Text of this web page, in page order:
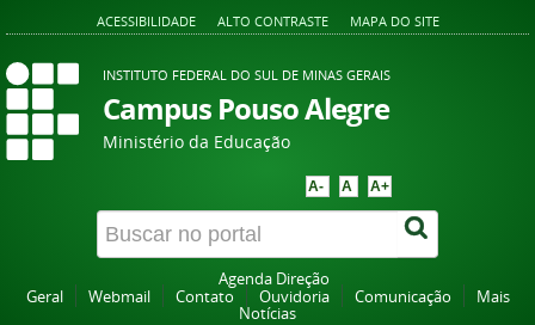
ACESSIBILIDADE ALTO CONTRASTE MAPA DO SITE
INSTITUTO FEDERAL DO SUL DE MINAS GERAIS
Campus Pouso Alegre
Ministério da Educação
A- A A+
Agenda Direção
Geral
Webmail Contato Ouvidoria Comunicação
Mais
Notícias